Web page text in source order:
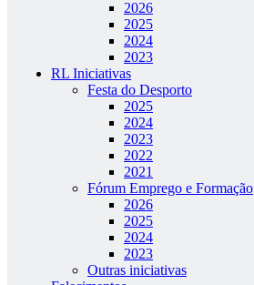
2026
2025
2024
2023
RL Iniciativas
Festa do Desporto
2025
2024
2023
2022
2021
Fórum Emprego e Formação
2026
2025
2024
2023
Outras iniciativas